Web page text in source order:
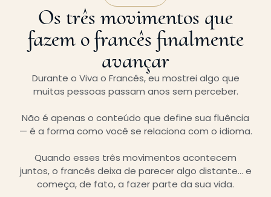
Os três movimentos que
fazem o francês finalmente
avançar
Durante o Viva o Francês, eu mostrei algo que
muitas pessoas passam anos sem perceber.
Não é apenas o conteúdo que define sua fluência
— é a forma como você se relaciona com o idioma.
Quando esses três movimentos acontecem
juntos, o francês deixa de parecer algo distante… e
começa, de fato, a fazer parte da sua vida.